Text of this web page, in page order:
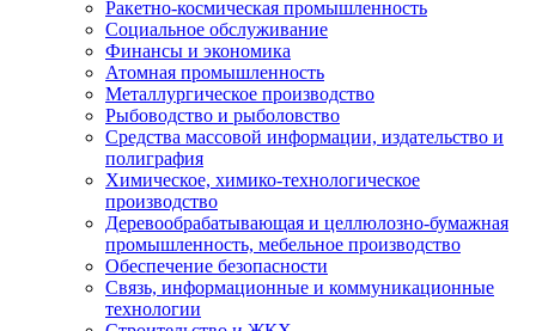
Ракетно-космическая промышленность
Социальное обслуживание
Финансы и экономика
Атомная промышленность
Металлургическое производство
Рыбоводство и рыболовство
Средства массовой информации, издательство и
полиграфия
Химическое, химико-технологическое
производство
Деревообрабатывающая и целлюлозно-бумажная
промышленность, мебельное производство
Обеспечение безопасности
Связь, информационные и коммуникационные
технологии